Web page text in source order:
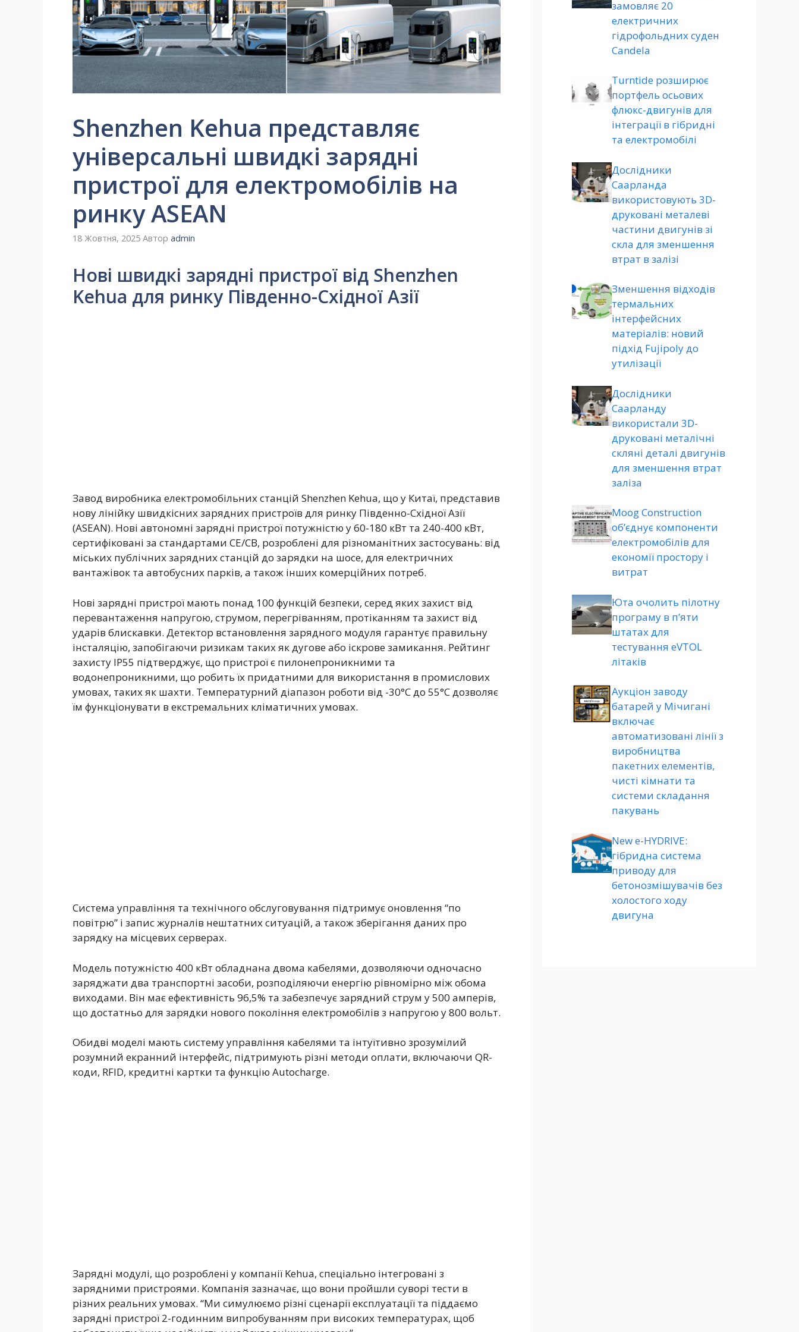
Shenzhen Kehua представляє
універсальні швидкі зарядні
пристрої для електромобілів на
ринку ASEAN
18 Жовтня, 2025 Автор admin
Нові швидкі зарядні пристрої від Shenzhen
Kehua для ринку Південно-Східної Азії
Завод виробника електромобільних станцій Shenzhen Kehua, що у Китаї, представив
нову лінійку швидкісних зарядних пристроїв для ринку Південно-Східної Азії
(ASEAN). Нові автономні зарядні пристрої потужністю у 60-180 кВт та 240-400 кВт,
сертифіковані за стандартами CE/CB, розроблені для різноманітних застосувань: від
міських публічних зарядних станцій до зарядки на шосе, для електричних
вантажівок та автобусних парків, а також інших комерційних потреб.
Нові зарядні пристрої мають понад 100 функцій безпеки, серед яких захист від
перевантаження напругою, струмом, перегріванням, протіканням та захист від
ударів блискавки. Детектор встановлення зарядного модуля гарантує правильну
інсталяцію, запобігаючи ризикам таких як дугове або іскрове замикання. Рейтинг
захисту IP55 підтверджує, що пристрої є пилонепроникними та
водонепроникними, що робить їх придатними для використання в промислових
умовах, таких як шахти. Температурний діапазон роботи від -30°C до 55°C дозволяє
їм функціонувати в екстремальних кліматичних умовах.
Система управління та технічного обслуговування підтримує оновлення “по
повітрю” і запис журналів нештатних ситуацій, а також зберігання даних про
зарядку на місцевих серверах.
Модель потужністю 400 кВт обладнана двома кабелями, дозволяючи одночасно
заряджати два транспортні засоби, розподіляючи енергію рівномірно між обома
виходами. Він має ефективність 96,5% та забезпечує зарядний струм у 500 амперів,
що достатньо для зарядки нового покоління електромобілів з напругою у 800 вольт.
Обидві моделі мають систему управління кабелями та інтуїтивно зрозумілий
розумний екранний інтерфейс, підтримують різні методи оплати, включаючи QR-
коди, RFID, кредитні картки та функцію Autocharge.
Зарядні модулі, що розроблені у компанії Kehua, спеціально інтегровані з
зарядними пристроями. Компанія зазначає, що вони пройшли суворі тести в
різних реальних умовах. “Ми симулюємо різні сценарії експлуатації та піддаємо
зарядні пристрої 2-годинним випробуванням при високих температурах, щоб
замовляє 20
електричних
гідрофольдних суден
Candela
Turntide розширює
портфель осьових
флюкс-двигунів для
інтеграції в гібридні
та електромобілі
Дослідники
Саарланда
використовують 3D-
друковані металеві
частини двигунів зі
скла для зменшення
втрат в залізі
Зменшення відходів
термальних
інтерфейсних
матеріалів: новий
підхід Fujipoly до
утилізації
Дослідники
Саарланду
використали 3D-
друковані металічні
скляні деталі двигунів
для зменшення втрат
заліза
Moog Construction
об’єднує компоненти
електромобілів для
економії простору і
витрат
Юта очолить пілотну
програму в п’яти
штатах для
тестування eVTOL
літаків
Аукціон заводу
батарей у Мічигані
включає
автоматизовані лінії з
виробництва
пакетних елементів,
чисті кімнати та
системи складання
пакувань
New e-HYDRIVE:
гібридна система
приводу для
бетонозмішувачів без
холостого ходу
двигуна